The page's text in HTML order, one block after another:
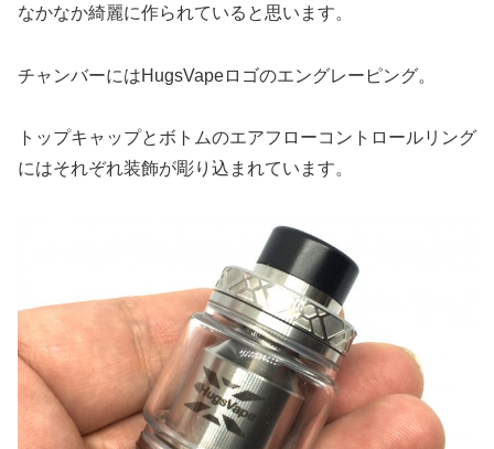
なかなか綺麗に作られていると思います。
チャンバーにはHugsVapeロゴのエングレーピング。
トップキャップとボトムのエアフローコントロールリング
にはそれぞれ装飾が彫り込まれています。